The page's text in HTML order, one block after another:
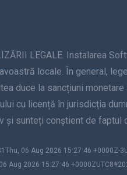
LEGALE. Instalarea
locale. În general,
duce la sancțiuni
cu licență în jurisdicția
sunteți conștient de faptul
06 Aug 2026 15:27:46 +0000Z-
Aug 2026 15:27:46